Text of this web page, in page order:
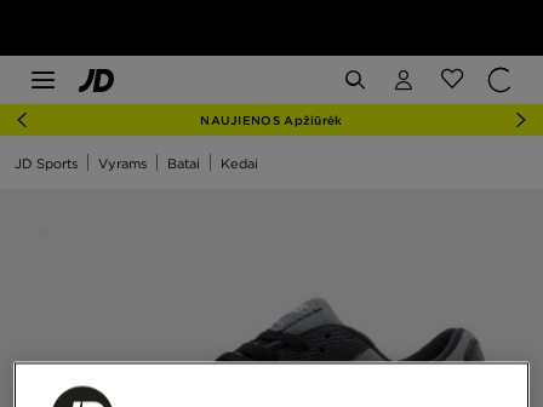
NAUJIENOS Apžiūrėk
JD Sports Vyrams Batai Kedai